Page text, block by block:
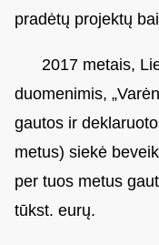
pradėtų projektų
2017 metais,
duomenimis,
gautos ir
metus) siekė
per tuos metus
tūkst. eurų.